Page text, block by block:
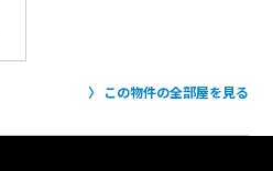
この物件の全部屋を見る